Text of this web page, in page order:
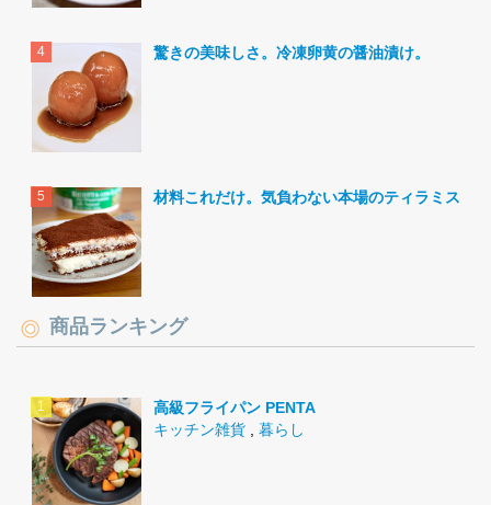
驚きの美味しさ。冷凍卵黄の醤油漬け。
材料これだけ。気負わない本場のティラミス。
商品ランキング
高級フライパン PENTA
キッチン雑貨
暮らし